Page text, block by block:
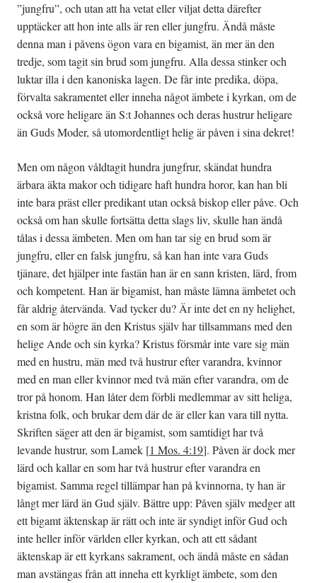
”jungfru”, och utan att ha vetat eller viljat detta därefter
upptäcker att hon inte alls är ren eller jungfru. Ändå måste
denna man i påvens ögon vara en bigamist, än mer än den
tredje, som tagit sin brud som jungfru. Alla dessa stinker och
luktar illa i den kanoniska lagen. De får inte predika, döpa,
förvalta sakramentet eller inneha något ämbete i kyrkan, om de
också vore heligare än S:t Johannes och deras hustrur heligare
än Guds Moder, så utomordentligt helig är påven i sina dekret!
Men om någon våldtagit hundra jungfrur, skändat hundra
ärbara äkta makor och tidigare haft hundra horor, kan han bli
inte bara präst eller predikant utan också biskop eller påve. Och
också om han skulle fortsätta detta slags liv, skulle han ändå
tålas i dessa ämbeten. Men om han tar sig en brud som är
jungfru, eller en falsk jungfru, så kan han inte vara Guds
tjänare, det hjälper inte fastän han är en sann kristen, lärd, from
och kompetent. Han är bigamist, han måste lämna ämbetet och
får aldrig återvända. Vad tycker du? Är inte det en ny helighet,
en som är högre än den Kristus själv har tillsammans med den
helige Ande och sin kyrka? Kristus försmår inte vare sig män
med en hustru, män med två hustrur efter varandra, kvinnor
med en man eller kvinnor med två män efter varandra, om de
tror på honom. Han låter dem förbli medlemmar av sitt heliga,
kristna folk, och brukar dem där de är eller kan vara till nytta.
Skriften säger att den är bigamist, som samtidigt har två
levande hustrur, som Lamek [1 Mos. 4:19]. Påven är dock mer
lärd och kallar en som har två hustrur efter varandra en
bigamist. Samma regel tillämpar han på kvinnorna, ty han är
långt mer lärd än Gud själv. Bättre upp: Påven själv medger att
ett bigamt äktenskap är rätt och inte är syndigt inför Gud och
inte heller inför världen eller kyrkan, och att ett sådant
äktenskap är ett kyrkans sakrament, och ändå måste en sådan
man avstängas från att inneha ett kyrkligt ämbete, som den